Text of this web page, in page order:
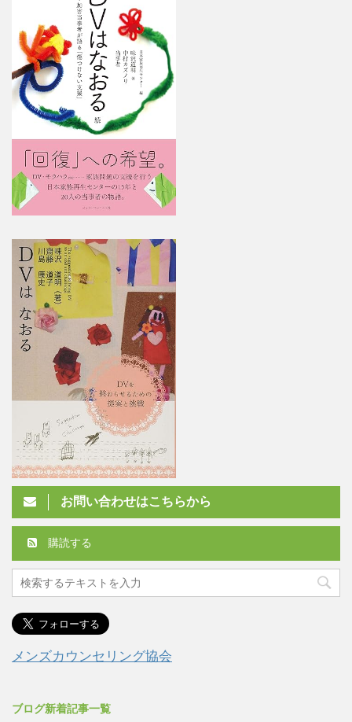
お問い合わせはこちらから
購読する
メンズカウンセリング協会
ブログ新着記事一覧